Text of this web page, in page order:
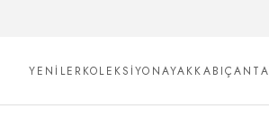
YENİLERKOLEKSİYONAYAKKABIÇANTA